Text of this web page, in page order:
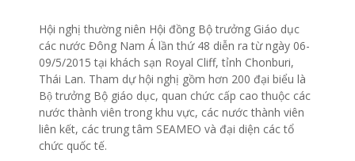
Hội nghị thường niên Hội đồng Bộ trưởng Giáo dục
các nước Đông Nam Á lần thứ 48 diễn ra từ ngày 06-
09/5/2015 tại khách sạn Royal Cliff, tỉnh Chonburi,
Thái Lan. Tham dự hội nghị gồm hơn 200 đại biểu là
Bộ trưởng Bộ giáo dục, quan chức cấp cao thuộc các
nước thành viên trong khu vực, các nước thành viên
liên kết, các trung tâm SEAMEO và đại diện các tổ
chức quốc tế.